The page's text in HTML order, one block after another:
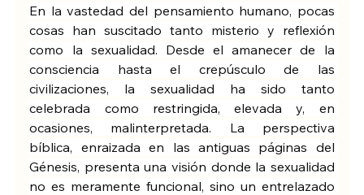
En la vastedad del pensamiento humano, pocas
cosas han suscitado tanto misterio y reflexión
como la sexualidad. Desde el amanecer de la
consciencia hasta el crepúsculo de las
civilizaciones, la sexualidad ha sido tanto
celebrada como restringida, elevada y, en
ocasiones, malinterpretada. La perspectiva
bíblica, enraizada en las antiguas páginas del
Génesis, presenta una visión donde la sexualidad
no es meramente funcional, sino un entrelazado